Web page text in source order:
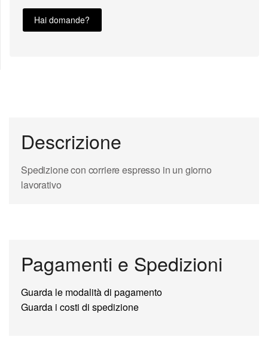
Hai domande?
Descrizione
Spedizione con corriere espresso in un giorno
lavorativo
Pagamenti e Spedizioni
Guarda le modalità di pagamento
Guarda i costi di spedizione